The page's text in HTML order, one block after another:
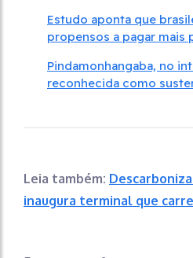
Estudo aponta que
propensos a pagar
Pindamonhangaba, no
reconhecida como
Leia também:
inaugura terminal que